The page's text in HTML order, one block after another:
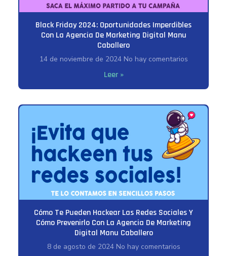
Black Friday 2024: Oportunidades Imperdibles
Con La Agencia De Marketing Digital Manu
Caballero
14 de noviembre de 2024 No hay comentarios
Leer »
Cómo Te Pueden Hackear Las Redes Sociales Y
Cómo Prevenirlo Con La Agencia De Marketing
Digital Manu Caballero
8 de agosto de 2024 No hay comentarios